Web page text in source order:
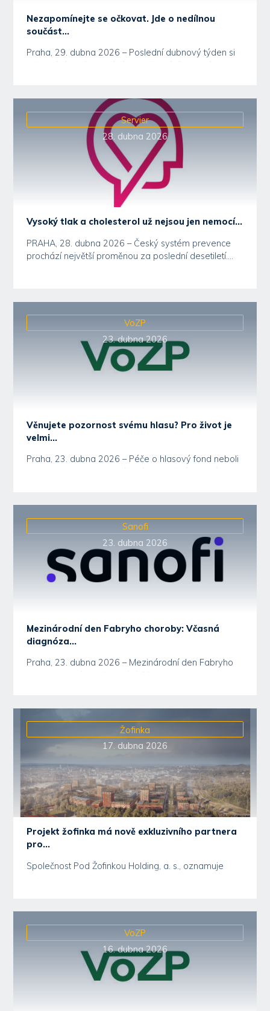
Nezapomínejte se očkovat. Jde o nedílnou
součást...
Praha, 29. dubna 2026 – Poslední dubnový týden si
připomínáme Světový týden očkování. Jeho cílem je...
Servier
28. dubna 2026
Vysoký tlak a cholesterol už nejsou jen nemocí...
PRAHA, 28. dubna 2026 – Český systém prevence
prochází největší proměnou za poslední desetiletí....
VoZP
23. dubna 2026
Věnujete pozornost svému hlasu? Pro život je
velmi...
Praha, 23. dubna 2026 – Péče o hlasový fond neboli
Sanofi
23. dubna 2026
Mezinárodní den Fabryho choroby: Včasná
diagnóza...
Praha, 23. dubna 2026 – Mezinárodní den Fabryho
choroby, který se připomíná 23. dubna, každoročně...
Žofinka
17. dubna 2026
Projekt žofinka má nově exkluzivního partnera
pro...
Společnost Pod Žofinkou Holding, a. s., oznamuje
VoZP
16. dubna 2026